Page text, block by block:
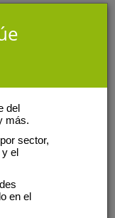
del
más.
sector,
el
en el